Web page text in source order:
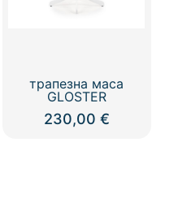
options
the
product
page
трапезна маса
GLOSTER
230,00 €